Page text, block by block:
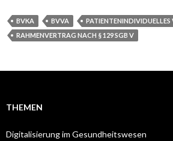
BVKA BVVA
PATIENTENINDIVIDUELLES
RAHMENVERTRAG NACH § 129 SGB V
THEMEN
Digitalisierung im Gesundheitswesen